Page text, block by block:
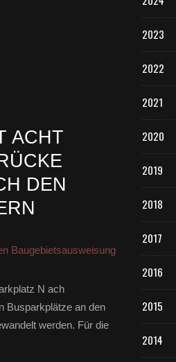
ACHT
DEN
Baugebietsausweisung
N ach
Busparkplätze an den
werden. Für die
2023
2022
2021
2020
2019
2018
2017
2016
2015
2014